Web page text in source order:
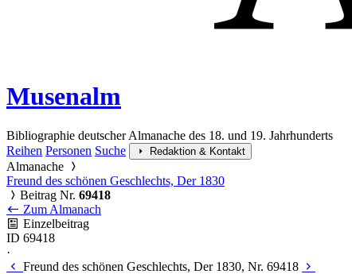
Musenalm
Bibliographie deutscher Almanache des 18. und 19. Jahrhunderts
Reihen Personen Suche Redaktion & Kontakt
Almanache
Freund des schönen Geschlechts, Der 1830
Beitrag Nr. 69418
Zum Almanach
Einzelbeitrag
ID 69418
·
Freund des schönen Geschlechts, Der 1830, Nr. 69418